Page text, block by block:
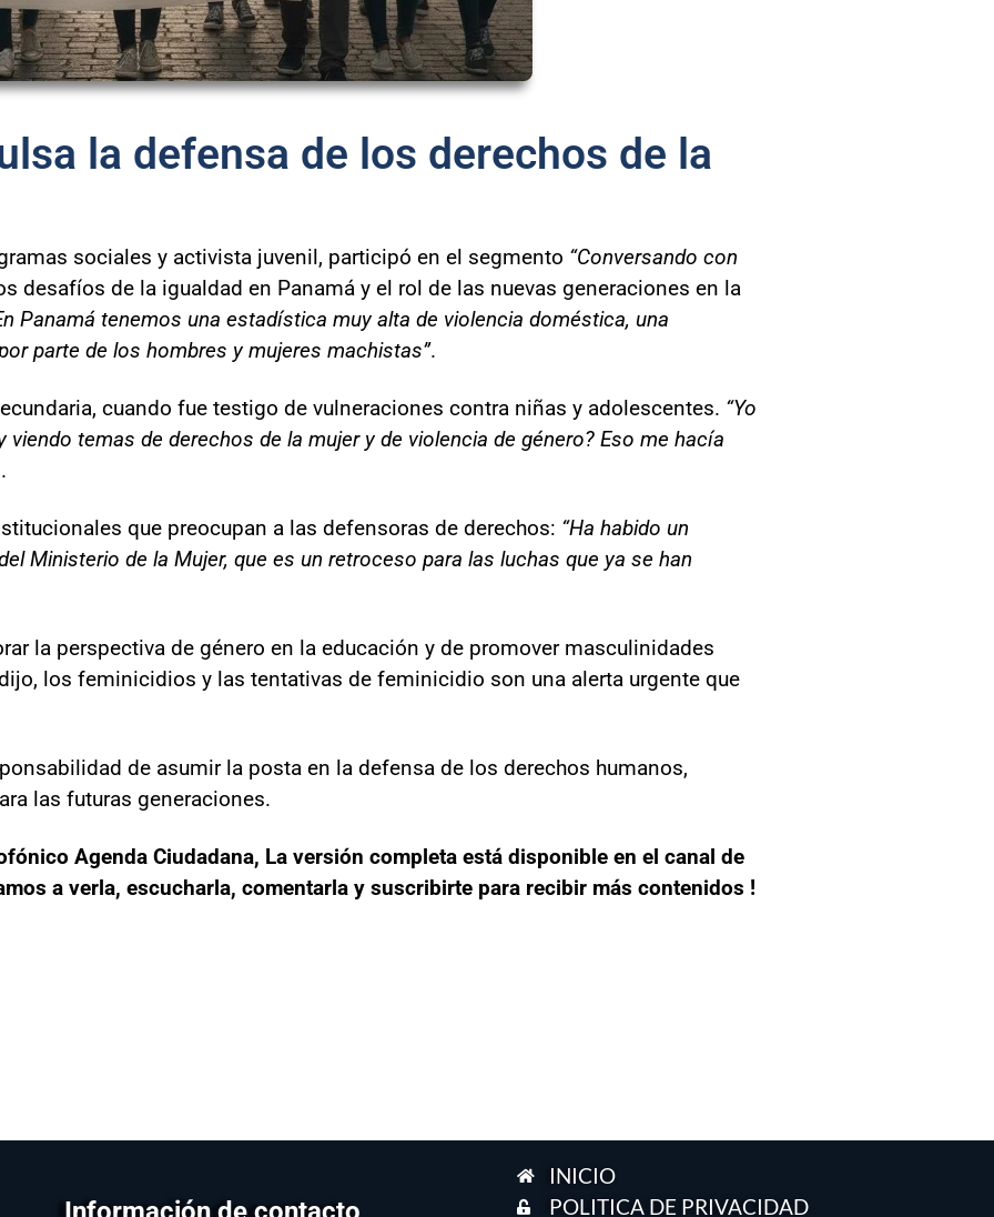
la defensa de los derechos de la
sociales y activista juvenil, participó en el segmento “Conversando con
desafíos de la igualdad en Panamá y el rol de las nuevas generaciones en la
Panamá tenemos una estadística muy alta de violencia doméstica, una
parte de los hombres y mujeres machistas”.
cuando fue testigo de vulneraciones contra niñas y adolescentes. “Yo
temas de derechos de la mujer y de violencia de género? Eso me hacía
que preocupan a las defensoras de derechos: “Ha habido un
Ministerio de la Mujer, que es un retroceso para las luchas que ya se han
la perspectiva de género en la educación y de promover masculinidades
los feminicidios y las tentativas de feminicidio son una alerta urgente que
de asumir la posta en la defensa de los derechos humanos,
las futuras generaciones.
Agenda Ciudadana, La versión completa está disponible en el canal de
a verla, escucharla, comentarla y suscribirte para recibir más contenidos !
INICIO
POLITICA DE PRIVACIDAD